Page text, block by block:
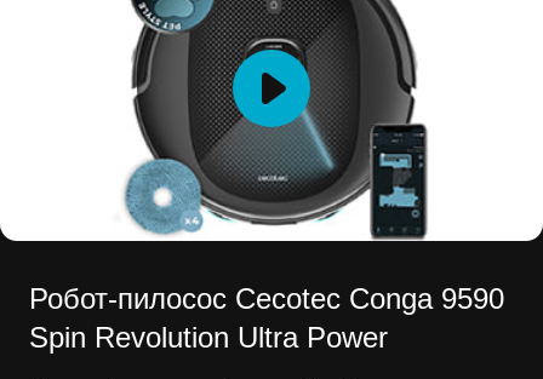
Робот-пилосос Cecotec Conga 9590
Spin Revolution Ultra Power